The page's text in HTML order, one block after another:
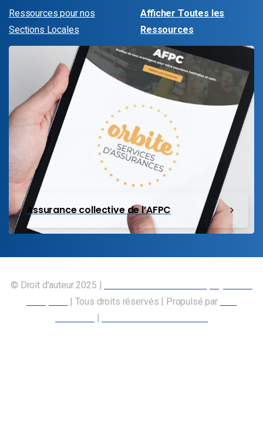
Ressources pour nos
Sections Locales
Afficher Toutes les
Ressources
Assurance collective de l’AFPC
© Droit d’auteur 2025 |
| Tous droits réservés | Propulsé par
|